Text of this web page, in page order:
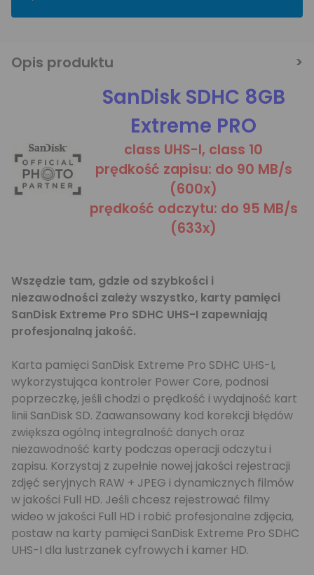
Opis produktu
SanDisk SDHC 8GB
Extreme PRO
class UHS-I, class 10
prędkość zapisu: do 90 MB/s
(600x)
prędkość odczytu: do 95 MB/s
(633x)
Wszędzie tam, gdzie od szybkości i
niezawodności zależy wszystko, karty pamięci
SanDisk Extreme Pro SDHC UHS-I zapewniają
profesjonalną jakość.
Karta pamięci SanDisk Extreme Pro SDHC UHS-I,
wykorzystująca kontroler Power Core, podnosi
poprzeczkę, jeśli chodzi o prędkość i wydajność kart
linii SanDisk SD. Zaawansowany kod korekcji błędów
zwiększa ogólną integralność danych oraz
niezawodność karty podczas operacji odczytu i
zapisu. Korzystaj z zupełnie nowej jakości rejestracji
zdjęć seryjnych RAW + JPEG i dynamicznych filmów
w jakości Full HD. Jeśli chcesz rejestrować filmy
wideo w jakości Full HD i robić profesjonalne zdjęcia,
postaw na karty pamięci SanDisk Extreme Pro SDHC
UHS-I dla lustrzanek cyfrowych i kamer HD.